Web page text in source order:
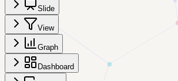
Slide
View
Graph
Dashboard